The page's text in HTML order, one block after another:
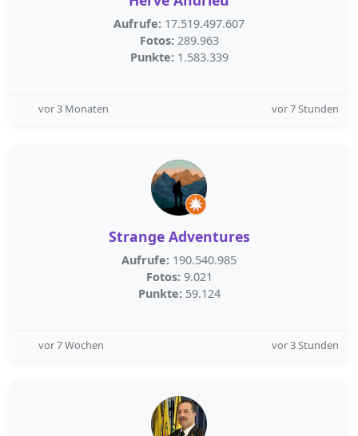
Aufrufe: 17.519.497.607
Fotos: 289.963
Punkte: 1.583.339
vor 3 Monaten vor 7 Stunden
Strange Adventures
Aufrufe: 190.540.985
Fotos: 9.021
Punkte: 59.124
vor 7 Wochen vor 3 Stunden